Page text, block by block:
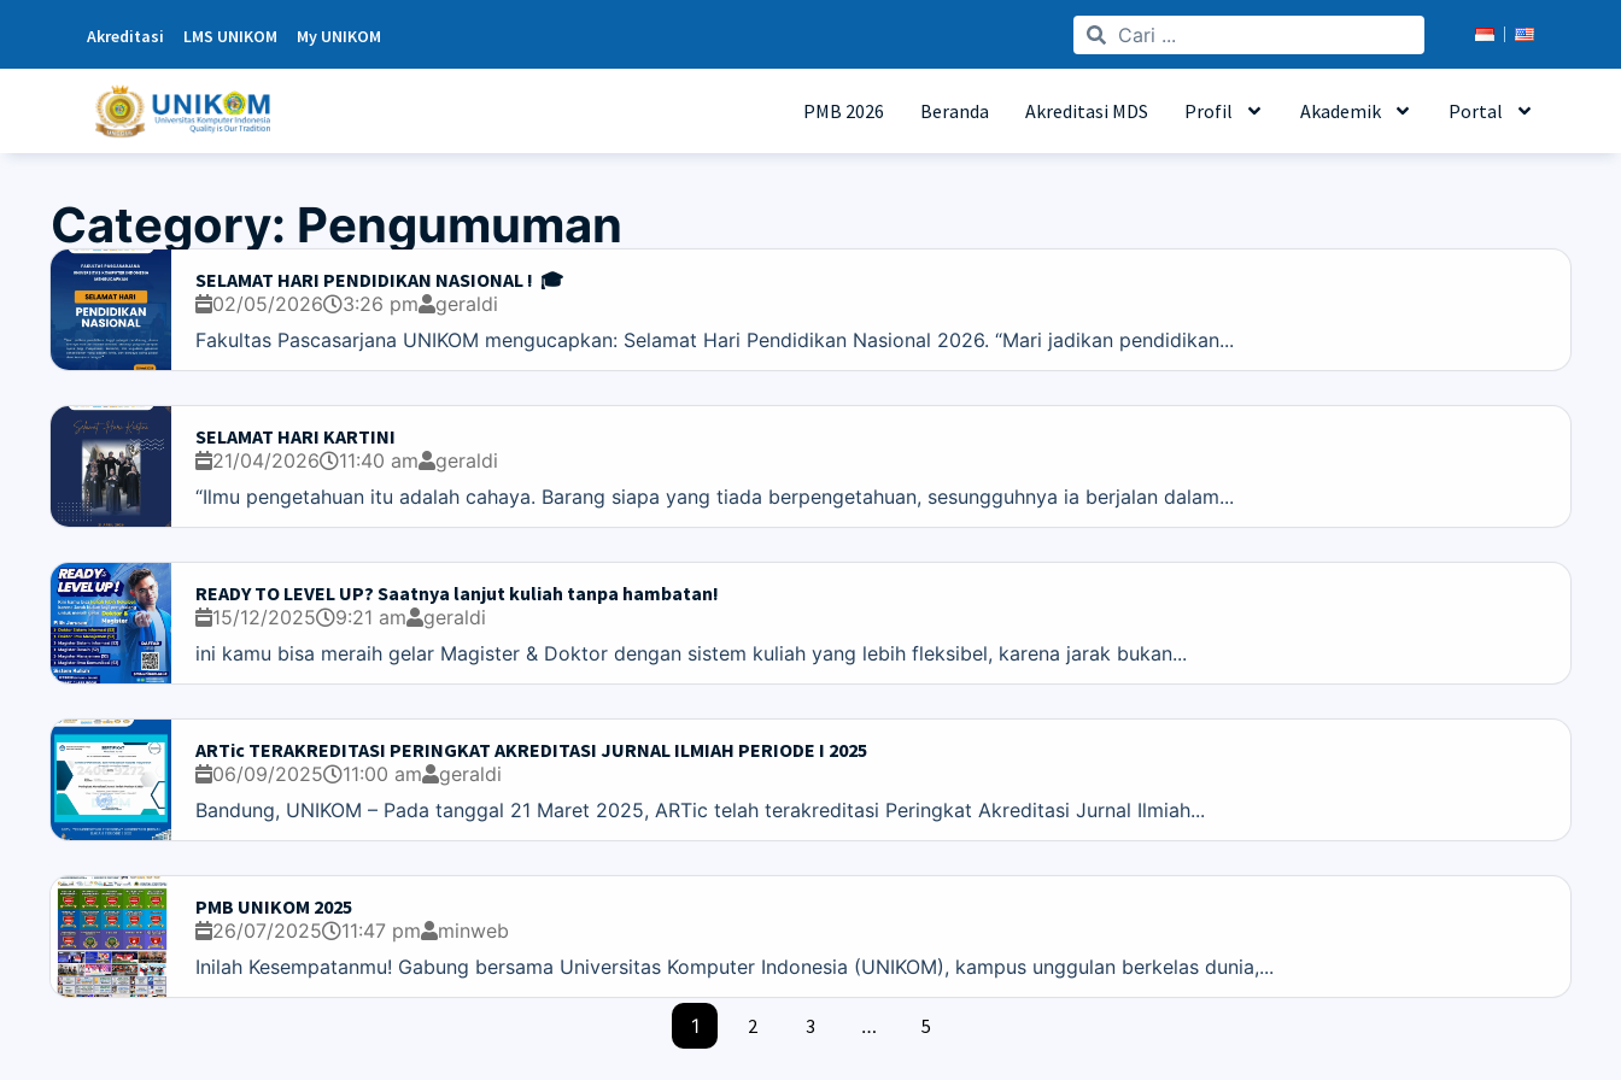
Akreditasi LMS UNIKOM My UNIKOM
PMB 2026 Beranda Akreditasi MDS Profil Akademik Portal
Category: Pengumuman
SELAMAT HARI PENDIDIKAN NASIONAL ! 🎓
02/05/2026
3:26 pm
geraldi
Fakultas Pascasarjana UNIKOM mengucapkan: Selamat Hari Pendidikan Nasional 2026. “Mari jadikan pendidikan...
SELAMAT HARI KARTINI
21/04/2026
11:40 am
geraldi
“Ilmu pengetahuan itu adalah cahaya. Barang siapa yang tiada berpengetahuan, sesungguhnya ia berjalan dalam...
READY TO LEVEL UP? Saatnya lanjut kuliah tanpa hambatan!
15/12/2025
9:21 am
geraldi
ini kamu bisa meraih gelar Magister & Doktor dengan sistem kuliah yang lebih fleksibel, karena jarak bukan...
ARTic TERAKREDITASI PERINGKAT AKREDITASI JURNAL ILMIAH PERIODE I 2025
06/09/2025
11:00 am
geraldi
Bandung, UNIKOM – Pada tanggal 21 Maret 2025, ARTic telah terakreditasi Peringkat Akreditasi Jurnal Ilmiah...
PMB UNIKOM 2025
26/07/2025
11:47 pm
minweb
Inilah Kesempatanmu! Gabung bersama Universitas Komputer Indonesia (UNIKOM), kampus unggulan berkelas dunia,...
1 2 3 … 5